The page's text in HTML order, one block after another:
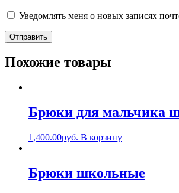
Уведомлять меня о новых записях
Похожие товары
Брюки для мальчика
1,400.00руб. В корзину
Брюки школьные